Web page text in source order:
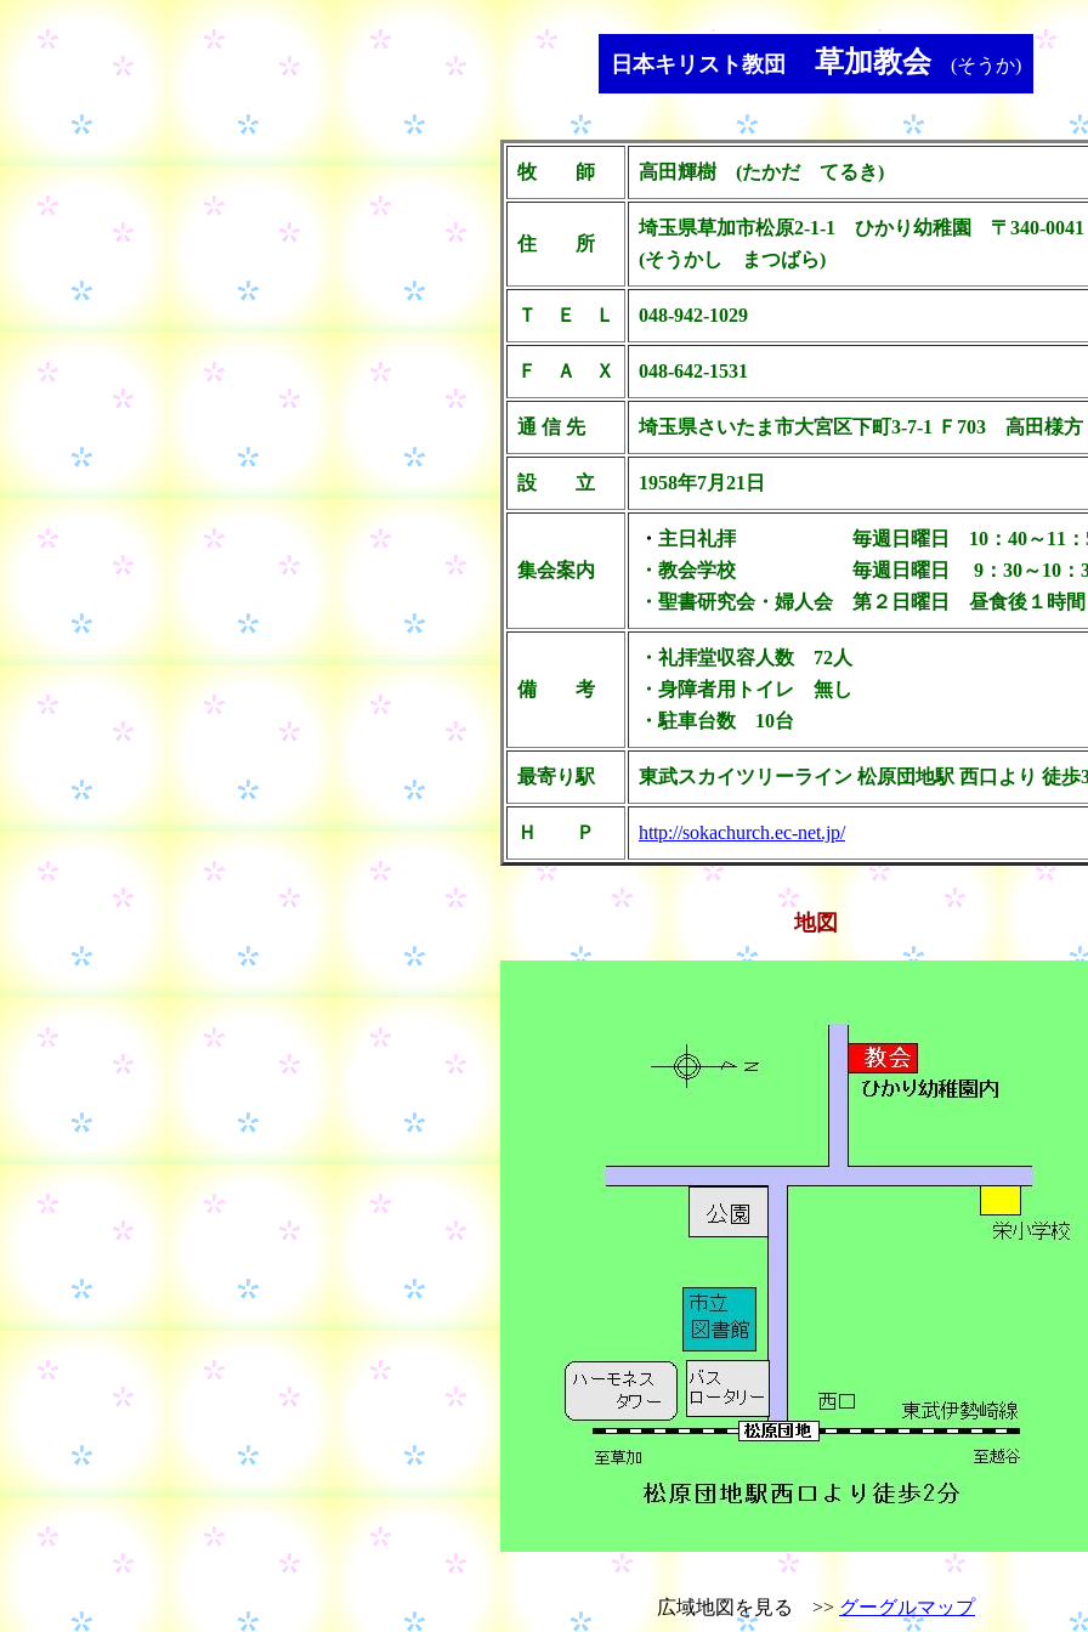
日本キリスト教団 草加教会 (そうか)
牧 師 高田輝樹 (たかだ てるき)
住 所
埼玉県草加市松原2-1-1 ひかり幼稚園 〒340-0041
(そうかし まつばら)
Ｔ Ｅ Ｌ 048-942-1029
Ｆ Ａ Ｘ 048-642-1531
通 信 先 埼玉県さいたま市大宮区下町3-7-1 Ｆ703 高田様方
設 立 1958年7月21日
集会案内
・ 主日礼拝 毎週日曜日 10：40～11：
・教会学校 毎週日曜日 9：30～10：
・聖書研究会・婦人会 第２日曜日 昼食後１時間
備 考
・礼拝堂収容人数 72人
・身障者用トイレ 無し
・駐車台数 10台
最寄り駅 東武スカイツリーライン 松原団地駅 西口より 徒歩
Ｈ Ｐ http://sokachurch.ec-net.jp/
地図
広域地図を見る >> グーグルマップ